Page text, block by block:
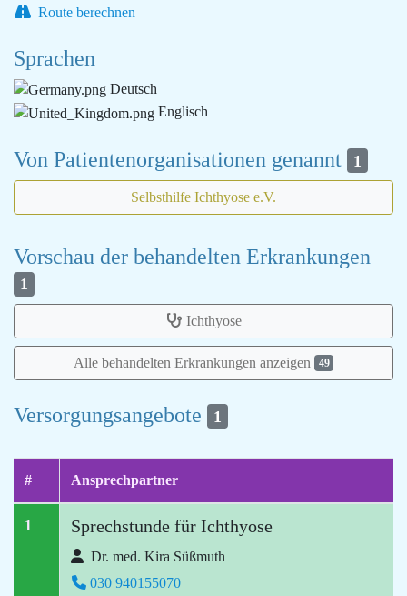
Route berechnen
Sprachen
Deutsch
Englisch
Von Patientenorganisationen genannt 1
Selbsthilfe Ichthyose e.V.
Vorschau der behandelten Erkrankungen
1
Ichthyose
Alle behandelten Erkrankungen anzeigen 49
Versorgungsangebote 1
# Ansprechpartner
1 Sprechstunde für Ichthyose
Dr. med. Kira Süßmuth
030 940155070